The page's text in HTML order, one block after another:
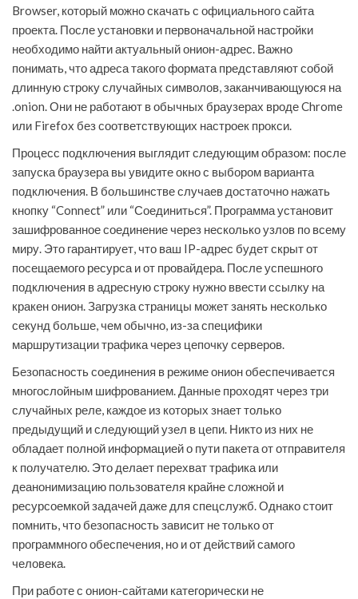
Browser, который можно скачать с официального сайта
проекта. После установки и первоначальной настройки
необходимо найти актуальный онион-адрес. Важно
понимать, что адреса такого формата представляют собой
длинную строку случайных символов, заканчивающуюся на
.onion. Они не работают в обычных браузерах вроде Chrome
или Firefox без соответствующих настроек прокси.
Процесс подключения выглядит следующим образом: после
запуска браузера вы увидите окно с выбором варианта
подключения. В большинстве случаев достаточно нажать
кнопку “Connect” или “Соединиться”. Программа установит
зашифрованное соединение через несколько узлов по всему
миру. Это гарантирует, что ваш IP-адрес будет скрыт от
посещаемого ресурса и от провайдера. После успешного
подключения в адресную строку нужно ввести ссылку на
кракен онион. Загрузка страницы может занять несколько
секунд больше, чем обычно, из-за специфики
маршрутизации трафика через цепочку серверов.
Безопасность соединения в режиме онион обеспечивается
многослойным шифрованием. Данные проходят через три
случайных реле, каждое из которых знает только
предыдущий и следующий узел в цепи. Никто из них не
обладает полной информацией о пути пакета от отправителя
к получателю. Это делает перехват трафика или
деанонимизацию пользователя крайне сложной и
ресурсоемкой задачей даже для спецслужб. Однако стоит
помнить, что безопасность зависит не только от
программного обеспечения, но и от действий самого
человека.
При работе с онион-сайтами категорически не